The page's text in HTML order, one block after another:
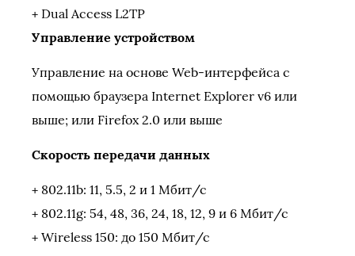
+ Dual Access L2TP
Управление устройством
Управление на основе Web-интерфейса с
помощью браузера Internet Explorer v6 или
выше; или Firefox 2.0 или выше
Скорость передачи данных
+ 802.11b: 11, 5.5, 2 и 1 Мбит/с
+ 802.11g: 54, 48, 36, 24, 18, 12, 9 и 6 Мбит/с
+ Wireless 150: до 150 Мбит/с